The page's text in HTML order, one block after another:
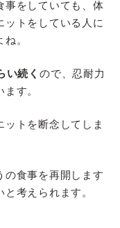
事をしていても、体
ットをしている人に
。
い続く ので、忍耐力
す。
トを断念してしま
の食事を再開します
考えられます。